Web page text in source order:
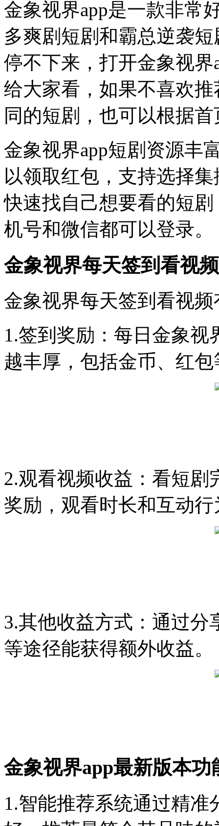
金象视界app是一款非常
多爽剧短剧和霸总逆袭
停不下来，打开金象视
给大家看，如果不喜欢
同的短剧，也可以根据
金象视界app短剧资源丰
以领取红包，支持选择
快速找自己想要看的短
机号和微信都可以登录。
金象视界每天签到看视
金象视界每天签到看视
1.签到奖励：每日金象视
越丰厚，包括金币、红
2.观看视频收益：看短
奖励，观看时长和互动
3.其他收益方式：通过
等途径能获得额外收益。
金象视界app最新版本功
1.智能推荐系统通过精